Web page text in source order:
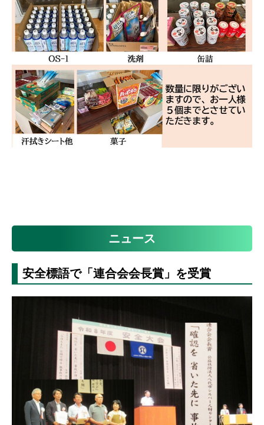
ニュース
安全標語で「連合会会長賞」を受賞